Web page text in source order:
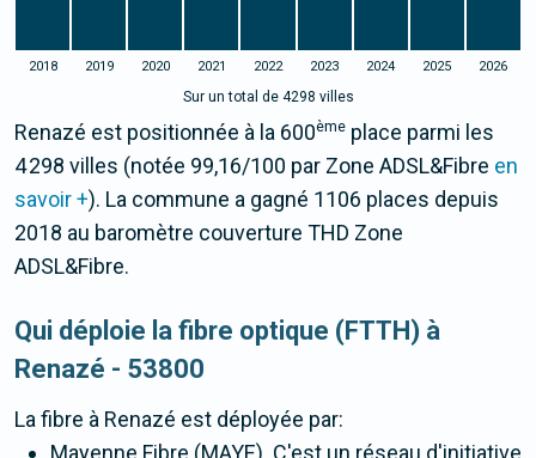
2018 2019 2020 2021 2022 2023 2024 2025 2026
Sur un total de 4298 villes
Renazé est positionnée à la 600ème place parmi les
4 298 villes (notée 99,16/100 par Zone ADSL&Fibre en
savoir +). La commune a gagné 1106 places depuis
2018 au baromètre couverture THD Zone
ADSL&Fibre.
Qui déploie la fibre optique (FTTH) à
Renazé - 53800
La fibre à Renazé est déployée par: